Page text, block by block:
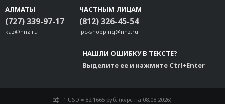
АЛМАТЫ
(727) 339-97-17
kaz@nnz.ru
ЧАСТНЫМ ЛИЦАМ
(812) 326-45-54
ipc-shopping@nnz.ru
НАШЛИ ОШИБКУ В ТЕКСТЕ?
Выделите ее и нажмите Ctrl+Enter
1 USD = 82.1665 руб. (курс на 08.08.2026)